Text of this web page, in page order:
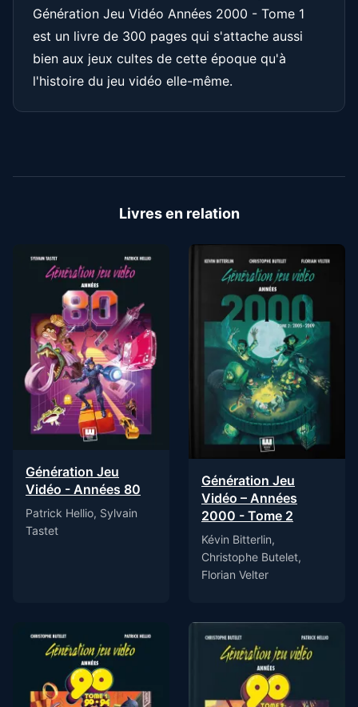
Génération Jeu Vidéo Années 2000 - Tome 1
est un livre de 300 pages qui s'attache aussi
bien aux jeux cultes de cette époque qu'à
l'histoire du jeu vidéo elle-même.
Livres en relation
Génération Jeu
Vidéo - Années 80
Patrick Hellio, Sylvain
Tastet
Génération Jeu
Vidéo – Années
2000 - Tome 2
Kévin Bitterlin,
Christophe Butelet,
Florian Velter